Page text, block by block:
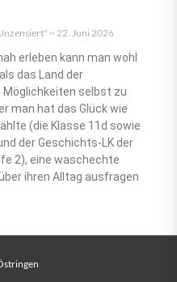
22. Juni 2026
erleben kann man wohl
das Land der
selbst zu
man hat das Glück wie
(die Klasse 11d sowie
der Geschichts-LK der
2), eine waschechte
ihren Alltag ausfragen